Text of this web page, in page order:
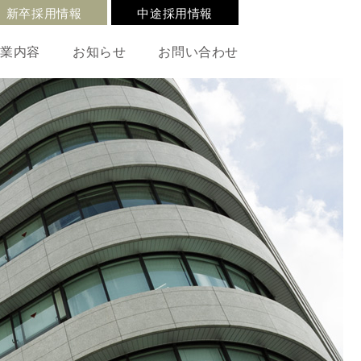
新卒採用情報 中途採用情報
内容 お知らせ お問い合わせ